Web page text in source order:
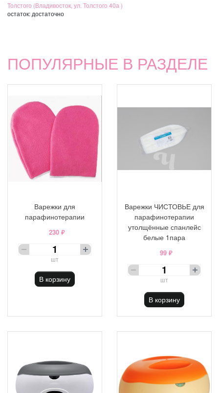
Толстого (Владивосток, ул. Толстого 40а )
остаток: достаточно
ПОПУЛЯРНЫЕ В РАЗДЕЛЕ
Варежки для
парафинотерапии
230 ₽
шт
В корзину
Варежки ЧИСТОВЬЕ для
парафинотерапии
утолщённые спанлейс
белые 1пара
99 ₽
шт
В корзину